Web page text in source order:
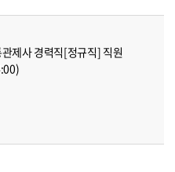
제사 경력직[정규직] 직원